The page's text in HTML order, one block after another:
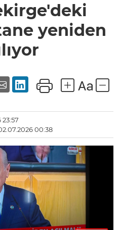
yeniden
23:57
00:38